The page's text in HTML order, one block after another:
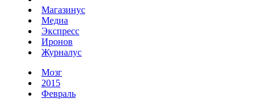
Магазинус
Медиа
Экспресс
Иронов
Журналус
Мозг
2015
Февраль